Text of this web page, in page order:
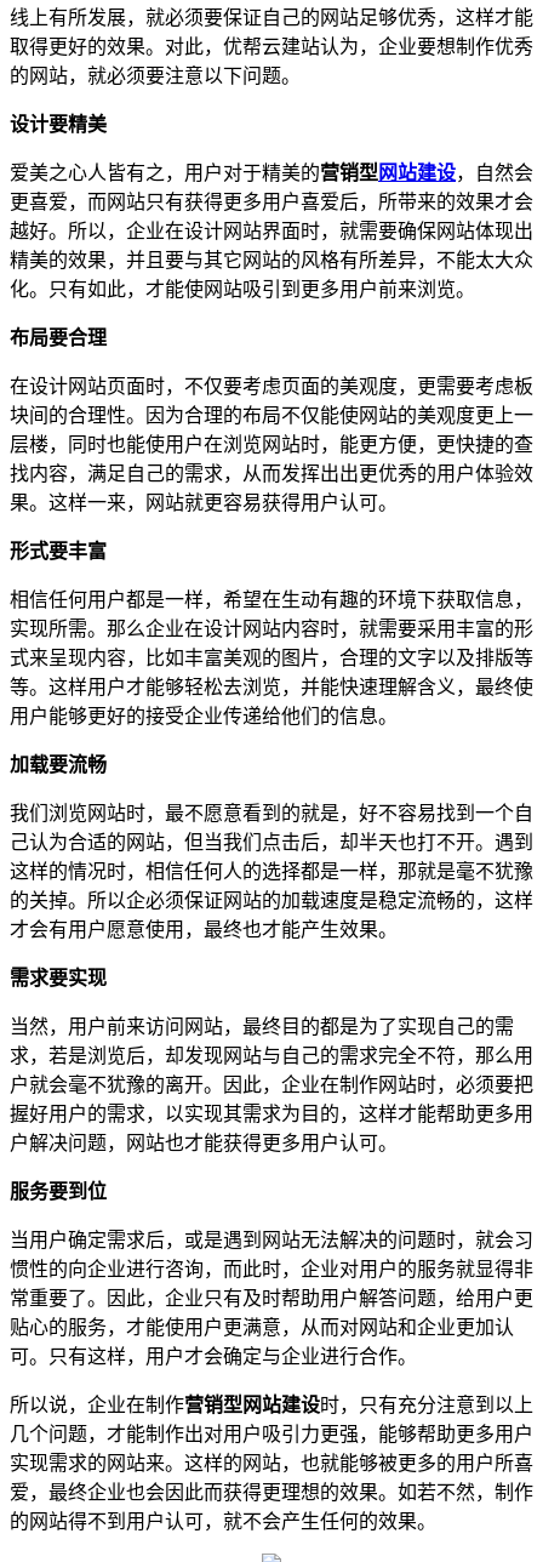
线上有所发展，就必须要保证自己的网站足够优秀，这样才能
取得更好的效果。对此，优帮云建站认为，企业要想制作优秀
的网站，就必须要注意以下问题。
设计要精美
爱美之心人皆有之，用户对于精美的营销型 网站建设，自然会
更喜爱，而网站只有获得更多用户喜爱后，所带来的效果才会
越好。所以，企业在设计网站界面时，就需要确保网站体现出
精美的效果，并且要与其它网站的风格有所差异，不能太大众
化。只有如此，才能使网站吸引到更多用户前来浏览。
布局要合理
在设计网站页面时，不仅要考虑页面的美观度，更需要考虑板
块间的合理性。因为合理的布局不仅能使网站的美观度更上一
层楼，同时也能使用户在浏览网站时，能更方便，更快捷的查
找内容，满足自己的需求，从而发挥出出更优秀的用户体验效
果。这样一来，网站就更容易获得用户认可。
形式要丰富
相信任何用户都是一样，希望在生动有趣的环境下获取信息，
实现所需。那么企业在设计网站内容时，就需要采用丰富的形
式来呈现内容，比如丰富美观的图片，合理的文字以及排版等
等。这样用户才能够轻松去浏览，并能快速理解含义，最终使
用户能够更好的接受企业传递给他们的信息。
加载要流畅
我们浏览网站时，最不愿意看到的就是，好不容易找到一个自
己认为合适的网站，但当我们点击后，却半天也打不开。遇到
这样的情况时，相信任何人的选择都是一样，那就是毫不犹豫
的关掉。所以企必须保证网站的加载速度是稳定流畅的，这样
才会有用户愿意使用，最终也才能产生效果。
需求要实现
当然，用户前来访问网站，最终目的都是为了实现自己的需
求，若是浏览后，却发现网站与自己的需求完全不符，那么用
户就会毫不犹豫的离开。因此，企业在制作网站时，必须要把
握好用户的需求，以实现其需求为目的，这样才能帮助更多用
户解决问题，网站也才能获得更多用户认可。
服务要到位
当用户确定需求后，或是遇到网站无法解决的问题时，就会习
惯性的向企业进行咨询，而此时，企业对用户的服务就显得非
常重要了。因此，企业只有及时帮助用户解答问题，给用户更
贴心的服务，才能使用户更满意，从而对网站和企业更加认
可。只有这样，用户才会确定与企业进行合作。
所以说，企业在制作营销型网站建设时，只有充分注意到以上
几个问题，才能制作出对用户吸引力更强，能够帮助更多用户
实现需求的网站来。这样的网站，也就能够被更多的用户所喜
爱，最终企业也会因此而获得更理想的效果。如若不然，制作
的网站得不到用户认可，就不会产生任何的效果。